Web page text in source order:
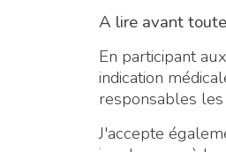
A lire avant
En participant
indication
responsables
J'accepte